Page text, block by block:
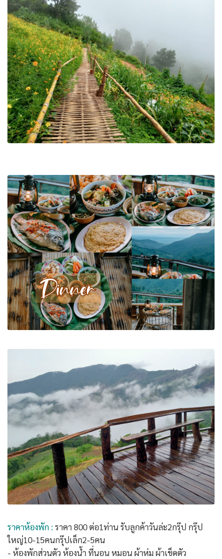
ราคาห้องพัก : ราคา 800 ต่อ1ท่าน รับลูกค้าวันล่ะ2กรุ๊ป กรุ๊ป
ใหญ่10-15คนกรุ๊ปเล็ก2-5คน
- ห้องพัก​ส่วนตัว ห้องน้ำ ที่นอน​ หมอน​ ผ้าห่ม ผ้าเช็ดตัว